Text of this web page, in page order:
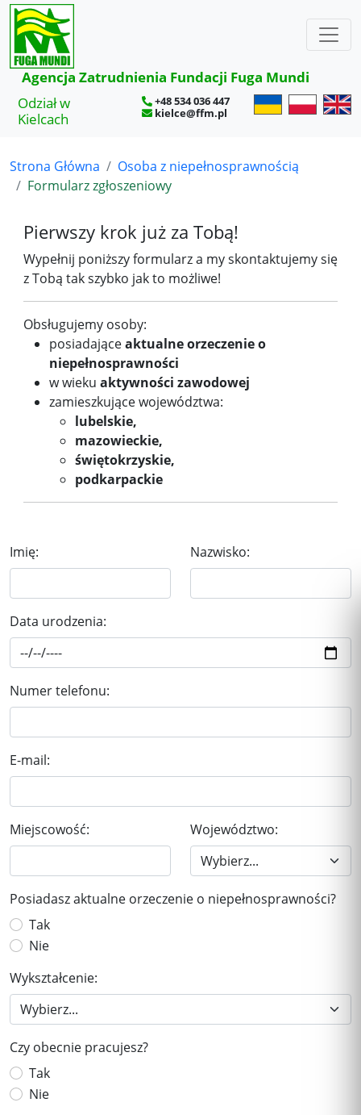
×
Agencja Zatrudnienia Fundacji Fuga Mundi
Odział w
Kielcach
+48 534 036 447
kielce@ffm.pl
Strona Główna
Osoba z niepełnosprawnością
Formularz zgłoszeniowy
Pierwszy krok już za Tobą!
Wypełnij poniższy formularz a my skontaktujemy się
z Tobą tak szybko jak to możliwe!
Obsługujemy osoby:
posiadająceaktualne orzeczenie o
niepełnosprawności
w wieku aktywności zawodowej
zamieszkujące województwa:
lubelskie,
mazowieckie,
świętokrzyskie,
podkarpackie
Imię: Nazwisko:
Data urodzenia:
Numer telefonu:
E-mail:
Miejscowość: Województwo:
Posiadasz aktualne orzeczenie o niepełnosprawności?
Tak
Nie
Wykształcenie:
Czy obecnie pracujesz?
Tak
Nie